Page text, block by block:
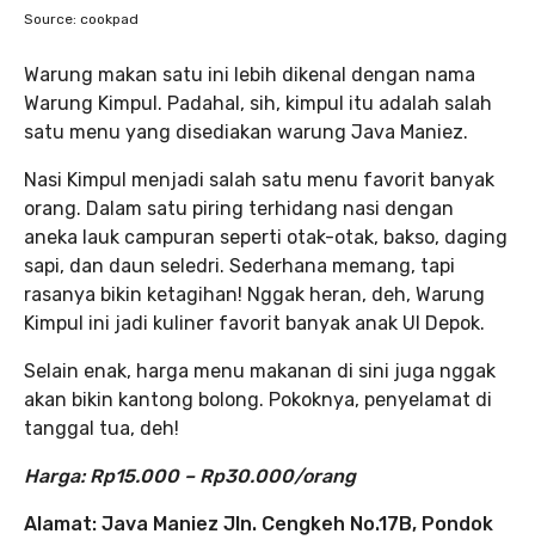
Source: cookpad
Warung makan satu ini lebih dikenal dengan nama
Warung Kimpul. Padahal, sih, kimpul itu adalah salah
satu menu yang disediakan warung Java Maniez.
Nasi Kimpul menjadi salah satu menu favorit banyak
orang. Dalam satu piring terhidang nasi dengan
aneka lauk campuran seperti otak-otak, bakso, daging
sapi, dan daun seledri. Sederhana memang, tapi
rasanya bikin ketagihan! Nggak heran, deh, Warung
Kimpul ini jadi kuliner favorit banyak anak UI Depok.
Selain enak, harga menu makanan di sini juga nggak
akan bikin kantong bolong. Pokoknya, penyelamat di
tanggal tua, deh!
Harga: Rp15.000 – Rp30.000/orang
Alamat: Java Maniez Jln. Cengkeh No.17B, Pondok